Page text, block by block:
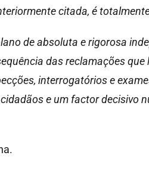
citada, é
de absoluta e rigorosa
das reclamações
interrogatórios e
e um factor decisivo